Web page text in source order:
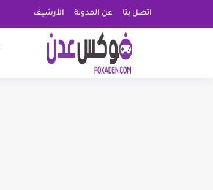
اتصل بنا عن المدونة الأرشيف